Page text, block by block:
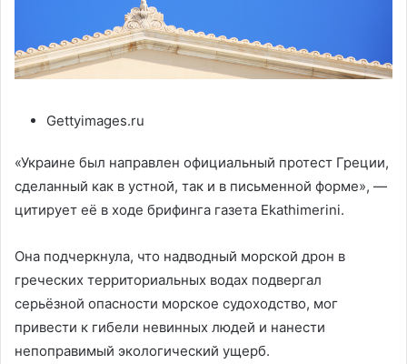
Gettyimages.ru
«Украине был направлен официальный протест Греции,
сделанный как в устной, так и в письменной форме», —
цитирует её в ходе брифинга газета Ekathimerini.
Она подчеркнула, что надводный морской дрон в
греческих территориальных водах подвергал
серьёзной опасности морское судоходство, мог
привести к гибели невинных людей и нанести
непоправимый экологический ущерб.